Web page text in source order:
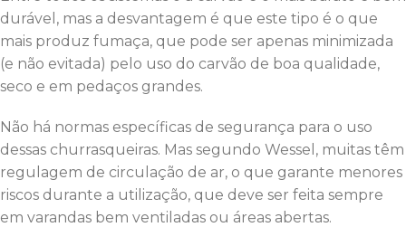
durável, mas a desvantagem é que este tipo é o que
mais produz fumaça, que pode ser apenas minimizada
(e não evitada) pelo uso do carvão de boa qualidade,
seco e em pedaços grandes.
Não há normas específicas de segurança para o uso
dessas churrasqueiras. Mas segundo Wessel, muitas têm
regulagem de circulação de ar, o que garante menores
riscos durante a utilização, que deve ser feita sempre
em varandas bem ventiladas ou áreas abertas.